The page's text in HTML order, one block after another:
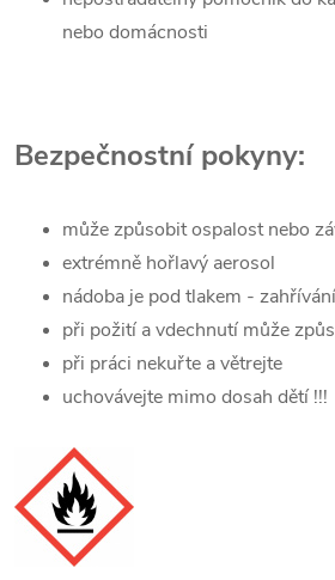
nebo domácnosti
Bezpečnostní pokyny:
může způsobit ospalost nebo
extrémně hořlavý aerosol
nádoba je pod tlakem -
při požití a vdechnutí může
při práci nekuřte a větrejte
uchovávejte mimo dosah dětí !!!